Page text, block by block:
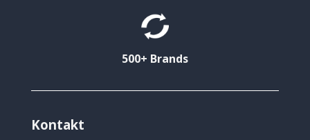
500+ Brands
Kontakt